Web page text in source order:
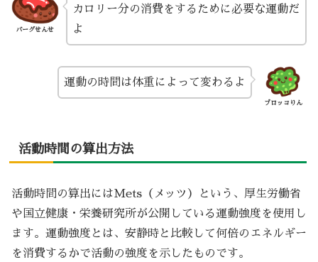
バーグせんせ
カロリー分の消費をするために必要な運動だ
よ
ブロッコりん
運動の時間は体重によって変わるよ
活動時間の算出方法
活動時間の算出にはMets（メッツ）という、厚生労働省
や国立健康・栄養研究所が公開している運動強度を使用し
ます。運動強度とは、安静時と比較して何倍のエネルギー
を消費するかで活動の強度を示したものです。